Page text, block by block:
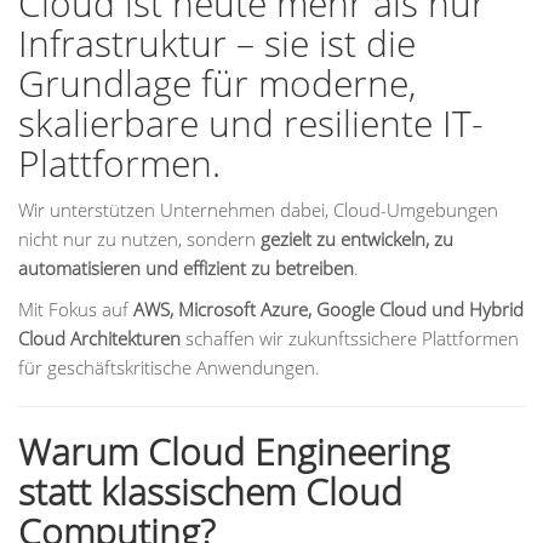
Infrastruktur – sie ist die
Grundlage für moderne,
skalierbare und resiliente IT-
Plattformen.
Wir unterstützen Unternehmen dabei, Cloud-Umgebungen
nicht nur zu nutzen, sondern gezielt zu entwickeln, zu
automatisieren und effizient zu betreiben.
Mit Fokus aufAWS, Microsoft Azure, Google Cloud und Hybrid
Cloud Architekturen schaffen wir zukunftssichere Plattformen
für geschäftskritische Anwendungen.
Warum Cloud Engineering
statt klassischem Cloud
Computing?